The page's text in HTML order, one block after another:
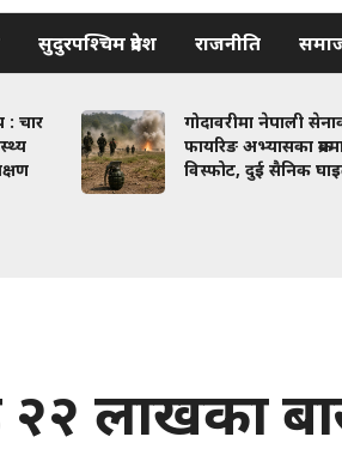
सुदुरपश्चिम प्रदेश राजनीति
: चार
गोदावरीमा नेपाली
फायरिङ अभ्यासका
विस्फोट, दुई सैनिक
लाखका